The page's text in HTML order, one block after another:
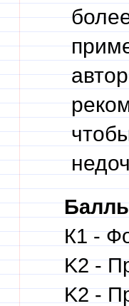
К1 -
K2 -
K2 -